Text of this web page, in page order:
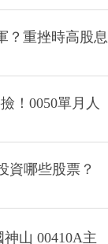
？重挫時高股息
！0050單月人
資哪些股票？
山 00410A主